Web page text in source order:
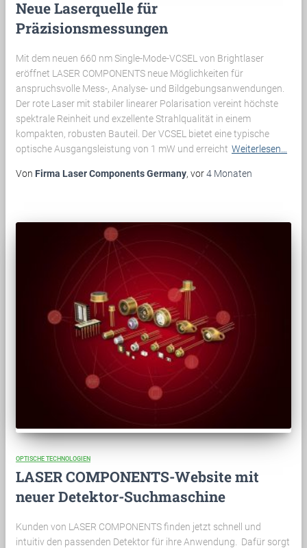
Neue Laserquelle für
Präzisionsmessungen
Mit dem neuen 660 nm Single-Mode-VCSEL von Brightlaser
eröffnet LASER COMPONENTS neue Möglichkeiten für
anspruchsvolle Mess-, Analyse- und Bildgebungsanwendungen.
Der rote Laser mit stabiler linearer Polarisation vereint höchste
spektrale Reinheit und exzellente Strahlqualität in einem
kompakten, robusten Bauteil. Der VCSEL bietet eine typische
optische Ausgangsleistung von 1 mW und erreicht Weiterlesen…
Von Firma Laser Components Germany, vor4 Monaten
OPTISCHE TECHNOLOGIEN
LASER COMPONENTS-Website mit
neuer Detektor-Suchmaschine
Kunden von LASER COMPONENTS finden jetzt schnell und
intuitiv den passenden Detektor für ihre Anwendung. Dafür sorgt